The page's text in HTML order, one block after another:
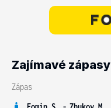
Zajímavé zápasy
Zápas